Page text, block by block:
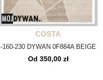
COSTA
-160-230 DYWAN 0F884A BEIGE
Od 350,00 zł